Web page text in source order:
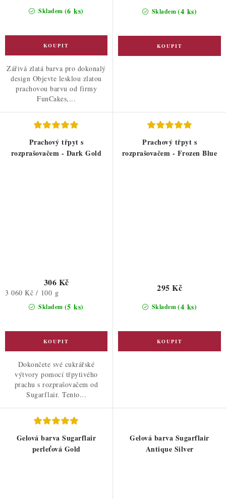
Skladem (6 ks)
Zářivá zlatá barva pro dokonalý
design Objevte lesklou zlatou
prachovou barvu od firmy
FunCakes,...
Skladem(4 ks)
Prachový třpyt s
rozprašovačem - Dark Gold
Skladem (5 ks)
306 Kč
Měrná
3 060 Kč / 100 g
Dokončete své cukrářské
výtvory pomocí třpytivého
prachu s rozprašovačem od
Sugarflair. Tento...
Prachový třpyt s
rozprašovačem - Frozen Blue
Skladem(4 ks)
295 Kč
Gelová barva Sugarflair
perleťová Gold
Gelová barva Sugarflair
Antique Silver